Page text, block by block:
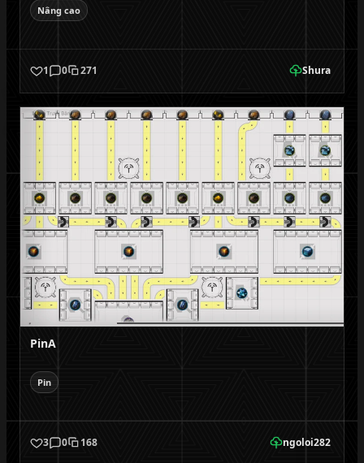
Nâng cao
1 0 271 Shura
PinA
Pin
3 0 168 ngoloi282